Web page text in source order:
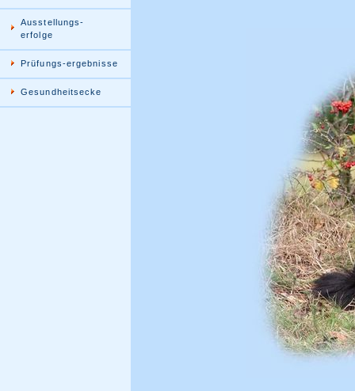
Ausstellungs-
erfolge
Prüfungs-ergebnisse
Gesundheitsecke